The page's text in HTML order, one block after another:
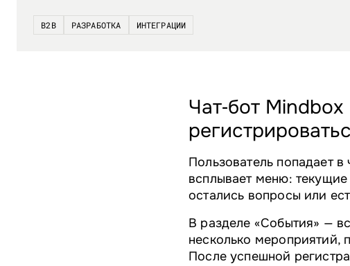
B2B РАЗРАБОТКА ИНТЕГРАЦИИ
Чат‑бот
Пользователь попадает
всплывает меню:
остались вопросы или
В разделе «События» —
несколько мероприятий,
После успешной